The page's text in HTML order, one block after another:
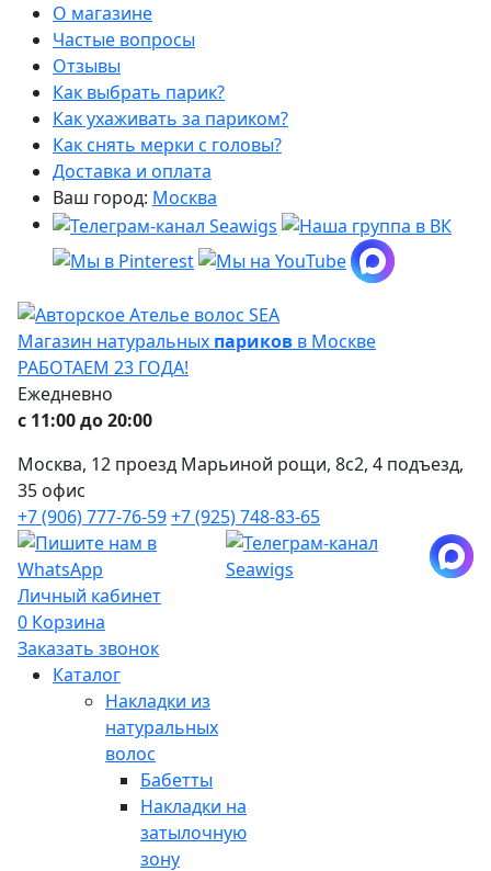
О магазине
Частые вопросы
Отзывы
Как выбрать парик?
Как ухаживать за париком?
Как снять мерки с головы?
Доставка и оплата
Ваш город: Москва
Магазин натуральных париков в Москве
РАБОТАЕМ 23 ГОДА!
Ежедневно
с 11:00 до 20:00
Москва, 12 проезд Марьиной рощи, 8с2, 4 подъезд,
35 офис
+7 (906) 777-76-59+7 (925) 748-83-65
Личный кабинет
0 Корзина
Заказать звонок
Каталог
Накладки из
натуральных
волос
Бабетты
Накладки на
затылочную
зону